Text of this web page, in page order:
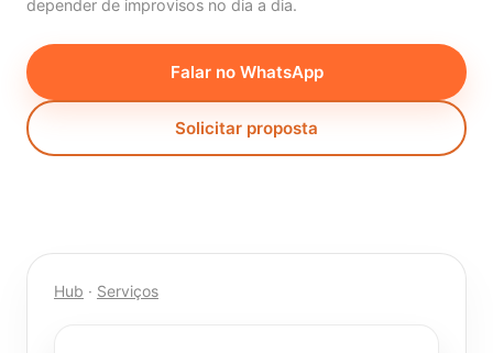
depender de improvisos no dia a dia.
Falar no WhatsApp
Solicitar proposta
Hub · Serviços